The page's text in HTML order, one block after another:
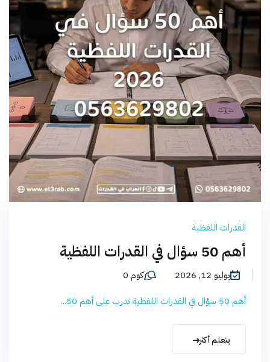
القدرات اللفظية
أهم 50 سؤال في القدرات اللفظية
يوليو 12, 2026
كوم 0
أهم 50 سؤال في القدرات اللفظية تدرب على أهم 50...
يتعلم أكثر